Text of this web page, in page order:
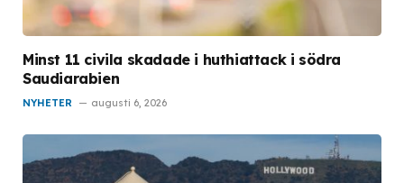
Minst 11 civila skadade i huthiattack i södra
Saudiarabien
NYHETER augusti 6, 2026